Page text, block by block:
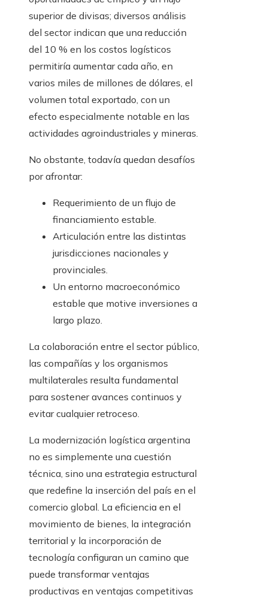
superior de divisas; diversos análisis
del sector indican que una reducción
del 10 % en los costos logísticos
permitiría aumentar cada año, en
varios miles de millones de dólares, el
volumen total exportado, con un
efecto especialmente notable en las
actividades agroindustriales y mineras.
No obstante, todavía quedan desafíos
por afrontar:
Requerimiento de un flujo de
financiamiento estable.
Articulación entre las distintas
jurisdicciones nacionales y
provinciales.
Un entorno macroeconómico
estable que motive inversiones a
largo plazo.
La colaboración entre el sector público,
las compañías y los organismos
multilaterales resulta fundamental
para sostener avances continuos y
evitar cualquier retroceso.
La modernización logística argentina
no es simplemente una cuestión
técnica, sino una estrategia estructural
que redefine la inserción del país en el
comercio global. La eficiencia en el
movimiento de bienes, la integración
territorial y la incorporación de
tecnología configuran un camino que
puede transformar ventajas
productivas en ventajas competitivas